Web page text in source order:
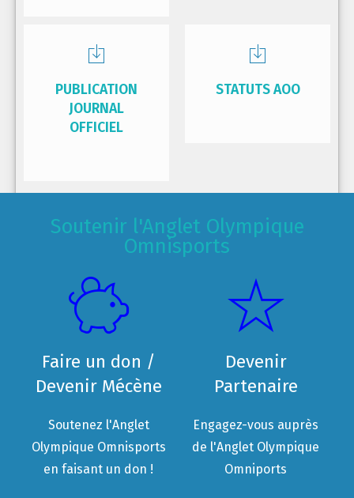
PUBLICATION
JOURNAL
OFFICIEL
STATUTS AOO
Soutenir l'Anglet Olympique
Omnisports
Faire un don /
Devenir Mécène
Soutenez l'Anglet
Olympique Omnisports
en faisant un don !
Devenir
Partenaire
Engagez-vous auprès
de l'Anglet Olympique
Omniports